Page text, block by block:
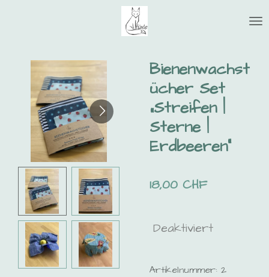
Bienenwachst
ücher Set
„Streifen |
Sterne |
Erdbeeren“
18,00 CHF
Deaktiviert
Artikelnummer: 2